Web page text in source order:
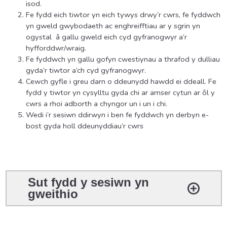
isod.
Fe fydd eich tiwtor yn eich tywys drwy’r cwrs, fe fyddwch
yn gweld gwybodaeth ac enghreifftiau ar y sgrin yn
ogystal â gallu gweld eich cyd gyfranogwyr a’r
hyfforddwr/wraig.
Fe fyddwch yn gallu gofyn cwestiynau a thrafod y dulliau
gyda’r tiwtor a’ch cyd gyfranogwyr.
Cewch gyfle i greu darn o ddeunydd hawdd ei ddeall. Fe
fydd y tiwtor yn cysylltu gyda chi ar amser cytun ar ôl y
cwrs a rhoi adborth a chyngor un i un i chi.
Wedi i’r sesiwn ddirwyn i ben fe fyddwch yn derbyn e-
bost gyda holl ddeunyddiau’r cwrs
Sut fydd y sesiwn yn
gweithio